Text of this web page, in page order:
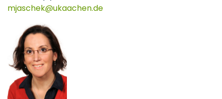
mjaschek
ukaachende